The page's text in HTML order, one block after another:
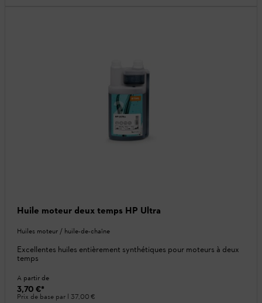
Huile moteur deux temps HP Ultra
Huiles moteur / huile-de-chaîne
Excellentes huiles entièrement synthétiques pour moteurs à deux
temps
A partir de
3,70 €*
Prix de base par l 37,00 €